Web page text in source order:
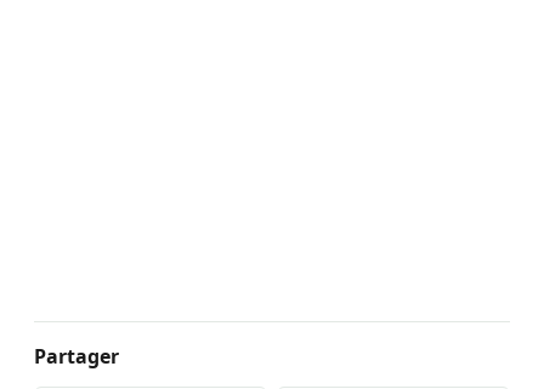
Partager